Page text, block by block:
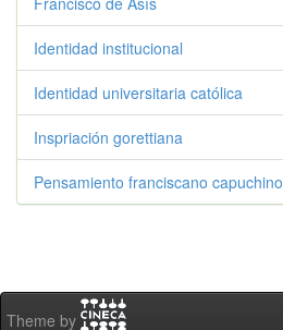
Identidad institucional
Identidad universitaria católica
Inspriación gorettiana
Pensamiento franciscano capuchino
Theme by